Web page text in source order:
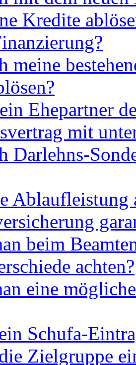
Kredite
meine
Ehepartner
mit
Darlehns-
Ablaufleistung
beim
achten?
eine
Schufa-
Zielgruppe